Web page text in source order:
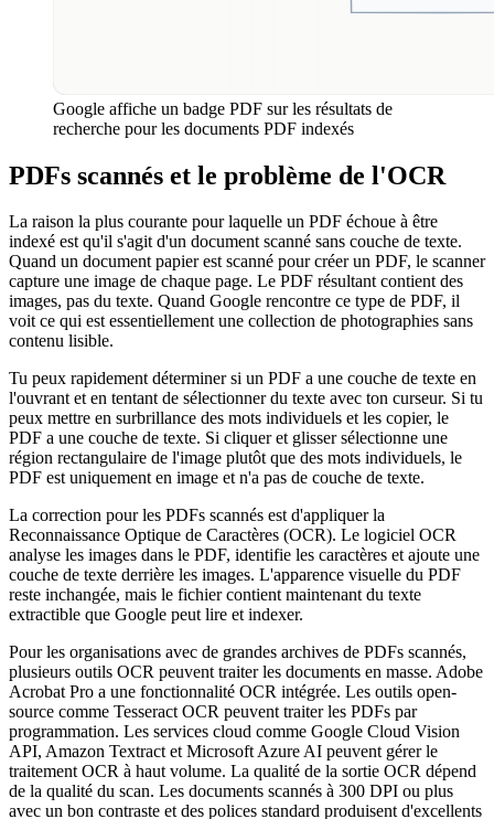
Google affiche un badge PDF sur les résultats de
recherche pour les documents PDF indexés
PDFs scannés et le problème de l'OCR
La raison la plus courante pour laquelle un PDF échoue à être
indexé est qu'il s'agit d'un document scanné sans couche de texte.
Quand un document papier est scanné pour créer un PDF, le scanner
capture une image de chaque page. Le PDF résultant contient des
images, pas du texte. Quand Google rencontre ce type de PDF, il
voit ce qui est essentiellement une collection de photographies sans
contenu lisible.
Tu peux rapidement déterminer si un PDF a une couche de texte en
l'ouvrant et en tentant de sélectionner du texte avec ton curseur. Si tu
peux mettre en surbrillance des mots individuels et les copier, le
PDF a une couche de texte. Si cliquer et glisser sélectionne une
région rectangulaire de l'image plutôt que des mots individuels, le
PDF est uniquement en image et n'a pas de couche de texte.
La correction pour les PDFs scannés est d'appliquer la
Reconnaissance Optique de Caractères (OCR). Le logiciel OCR
analyse les images dans le PDF, identifie les caractères et ajoute une
couche de texte derrière les images. L'apparence visuelle du PDF
reste inchangée, mais le fichier contient maintenant du texte
extractible que Google peut lire et indexer.
Pour les organisations avec de grandes archives de PDFs scannés,
plusieurs outils OCR peuvent traiter les documents en masse. Adobe
Acrobat Pro a une fonctionnalité OCR intégrée. Les outils open-
source comme Tesseract OCR peuvent traiter les PDFs par
programmation. Les services cloud comme Google Cloud Vision
API, Amazon Textract et Microsoft Azure AI peuvent gérer le
traitement OCR à haut volume. La qualité de la sortie OCR dépend
de la qualité du scan. Les documents scannés à 300 DPI ou plus
avec un bon contraste et des polices standard produisent d'excellents